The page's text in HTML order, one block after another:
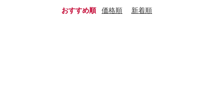
おすすめ順 価格順 新着順